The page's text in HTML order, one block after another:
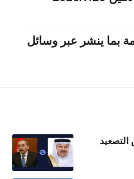
بما ينشر عبر وسائل
التصعيد